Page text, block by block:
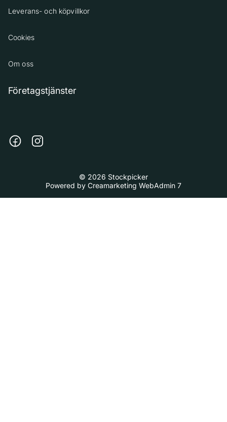
Leverans- och köpvillkor
Cookies
Om oss
Företagstjänster
© 2026 Stockpicker
Powered by Creamarketing WebAdmin 7